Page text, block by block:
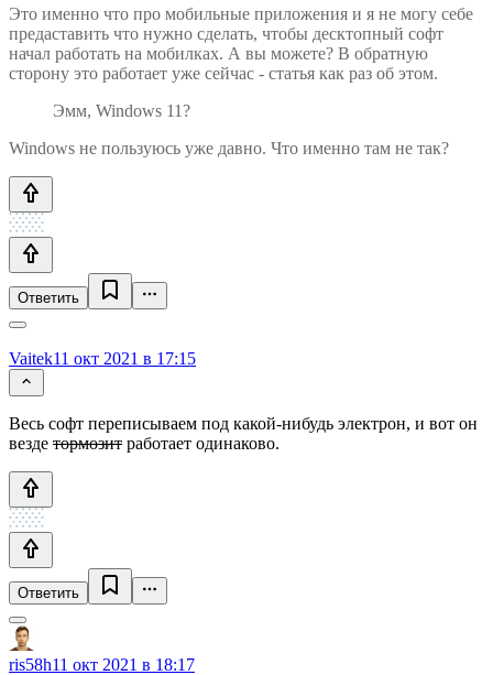
Это именно что про мобильные приложения и я не могу себе
предаставить что нужно сделать, чтобы десктопный софт
начал работать на мобилках. А вы можете? В обратную
сторону это работает уже сейчас - статья как раз об этом.
Эмм, Windows 11?
Windows не пользуюсь уже давно. Что именно там не так?
Ответить
Vaitek11 окт 2021 в 17:15
Весь софт переписываем под какой-нибудь электрон, и вот он
везде тормозит работает одинаково.
Ответить
ris58h11 окт 2021 в 18:17